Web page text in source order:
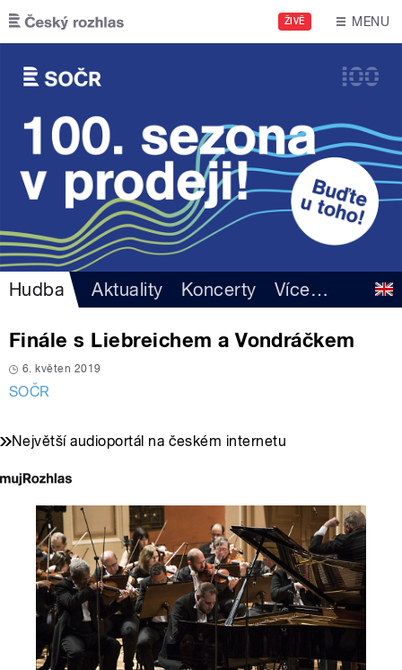
Přejít k hlavnímu obsahu
ŽIVĚ MENU
Hudba Aktuality Koncerty Více…
Finále s Liebreichem a Vondráčkem
6. květen 2019
SOČR
Největší audioportál na českém internetu